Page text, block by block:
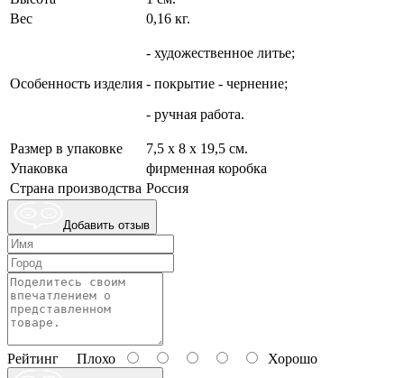
Вес
0,16 кг.
Особенность изделия
- художественное литье;
- покрытие - чернение;
- ручная работа.
Размер в упаковке
7,5 х 8 х 19,5 см.
Упаковка
фирменная коробка
Страна производства Россия
Добавить отзыв
Рейтинг Плохо Хорошо